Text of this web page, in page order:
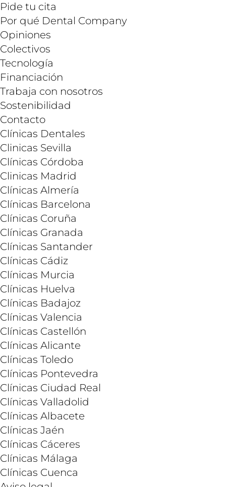
Pide tu cita
Por qué Dental Company
Opiniones
Colectivos
Tecnología
Financiación
Trabaja con nosotros
Sostenibilidad
Contacto
Clínicas Dentales
Clinicas Sevilla
Clínicas Córdoba
Clinicas Madrid
Clínicas Almería
Clínicas Barcelona
Clínicas Coruña
Clínicas Granada
Clínicas Santander
Clínicas Cádiz
Clínicas Murcia
Clínicas Huelva
Clínicas Badajoz
Clínicas Valencia
Clínicas Castellón
Clínicas Alicante
Clínicas Toledo
Clínicas Pontevedra
Clínicas Ciudad Real
Clínicas Valladolid
Clínicas Albacete
Clínicas Jaén
Clínicas Cáceres
Clínicas Málaga
Clínicas Cuenca